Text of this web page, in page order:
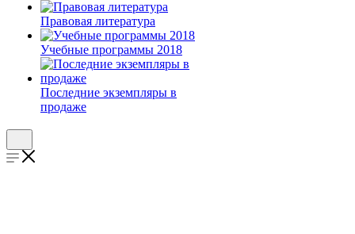
Правовая литература
Учебные программы 2018
Последние экземпляры в
продаже